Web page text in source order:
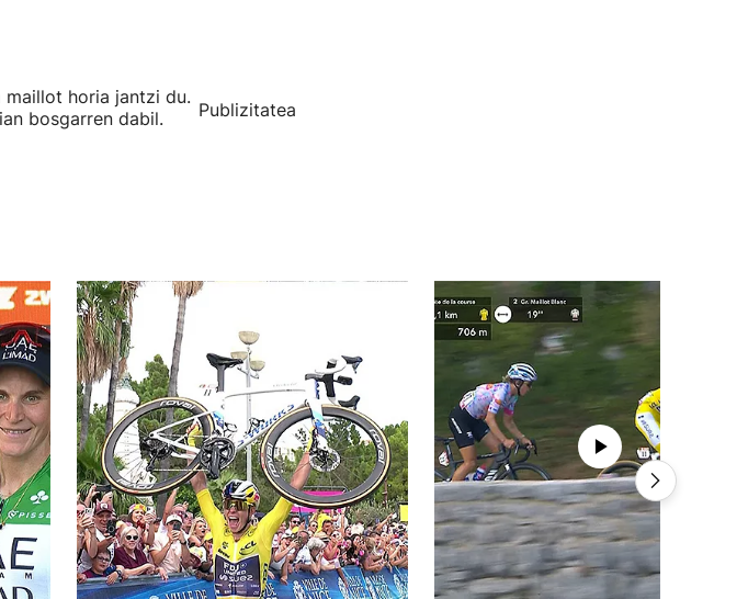
maillot horia jantzi du.
bosgarren dabil.
Publizitatea